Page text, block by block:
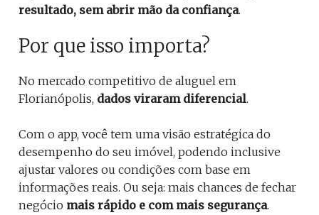
resultado, sem abrir mão da confiança.
Por que isso importa?
No mercado competitivo de aluguel em
Florianópolis, dados viraram diferencial.
Com o app, você tem uma visão estratégica do
desempenho do seu imóvel, podendo inclusive
ajustar valores ou condições com base em
informações reais. Ou seja: mais chances de fechar
negócio mais rápido e com mais segurança.